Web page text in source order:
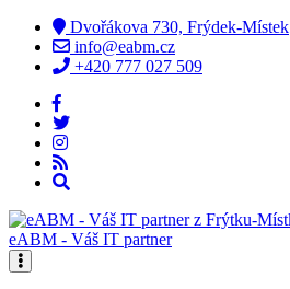
Dvořákova 730, Frýdek-Místek
info@eabm.cz
+420 777 027 509
eABM - Váš IT partner